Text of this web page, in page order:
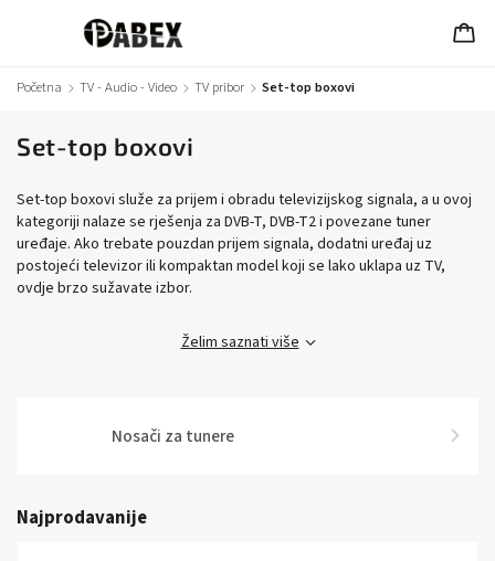
Početna / TV - Audio - Video / TV pribor / Set-top boxovi
Set-top boxovi
Set-top boxovi služe za prijem i obradu televizijskog signala, a u ovoj
kategoriji nalaze se rješenja za DVB-T, DVB-T2 i povezane tuner
uređaje. Ako trebate pouzdan prijem signala, dodatni uređaj uz
postojeći televizor ili kompaktan model koji se lako uklapa uz TV,
ovdje brzo sužavate izbor.
Želim saznati više
Nosači za tunere
Najprodavanije